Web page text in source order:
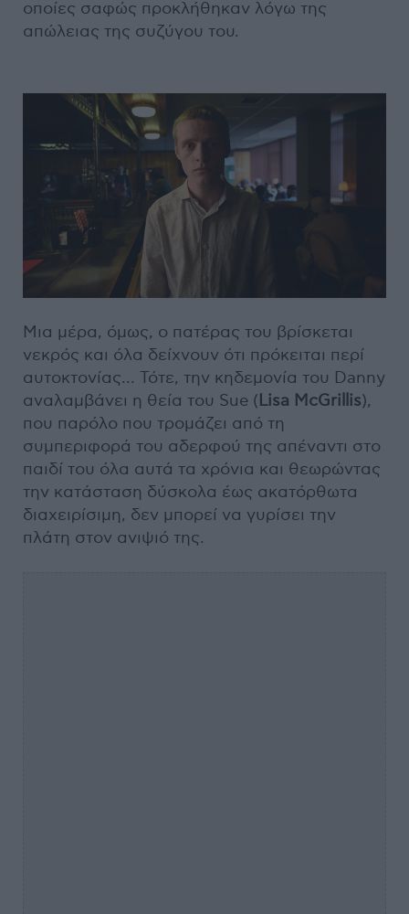
οποίες σαφώς προκλήθηκαν λόγω της
απώλειας της συζύγου του.
Μια μέρα, όμως, ο πατέρας του βρίσκεται
νεκρός και όλα δείχνουν ότι πρόκειται περί
αυτοκτονίας... Τότε, την κηδεμονία του Danny
αναλαμβάνει η θεία του Sue ( Lisa McGrillis),
που παρόλο που τρομάζει από τη
συμπεριφορά του αδερφού της απέναντι στο
παιδί του όλα αυτά τα χρόνια και θεωρώντας
την κατάσταση δύσκολα έως ακατόρθωτα
διαχειρίσιμη, δεν μπορεί να γυρίσει την
πλάτη στον ανιψιό της.